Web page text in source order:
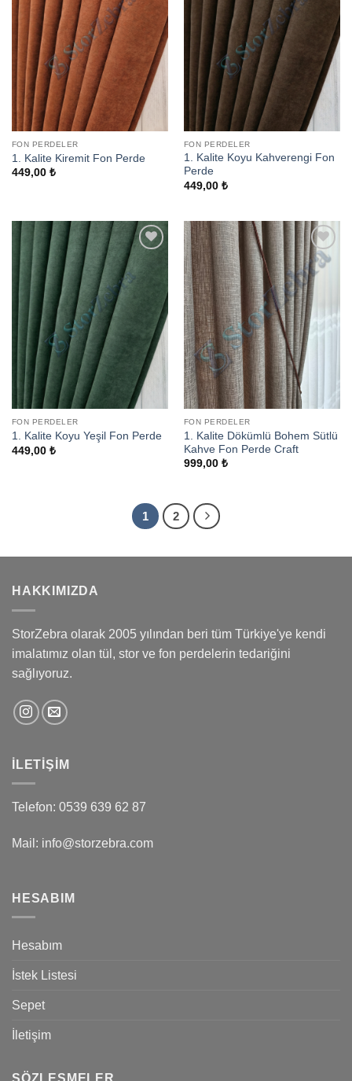
FON PERDELER
1. Kalite Kiremit Fon Perde
449,00 ₺
FON PERDELER
1. Kalite Koyu Kahverengi Fon
Perde
449,00 ₺
FON PERDELER
1. Kalite Koyu Yeşil Fon Perde
449,00 ₺
Add to
wishlist
FON PERDELER
1. Kalite Dökümlü Bohem Sütlü
Kahve Fon Perde Craft
999,00 ₺
1 2
HAKKIMIZDA
StorZebra olarak 2005 yılından beri tüm Türkiye'ye kendi
imalatımız olan tül, stor ve fon perdelerin tedariğini
sağlıyoruz.
İLETIŞIM
Telefon: 0539 639 62 87
Mail: info@storzebra.com
HESABIM
Hesabım
İstek Listesi
Sepet
İletişim